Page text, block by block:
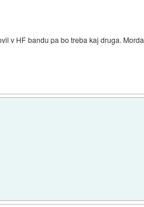
v HF bandu pa bo treba kaj druga. Morda